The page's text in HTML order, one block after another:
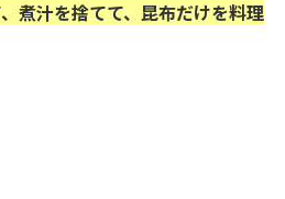
煮汁を捨てて、昆布だけを料理